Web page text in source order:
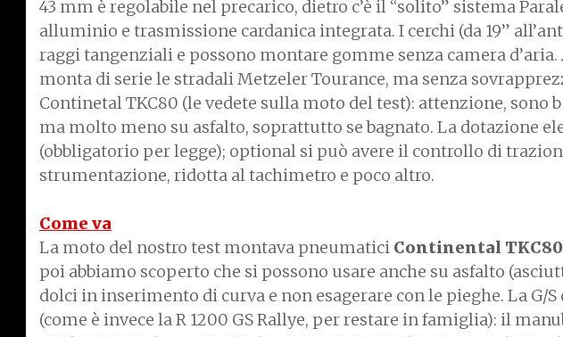
43 mm è regolabile nel precarico, dietro c’è il “solito” sistema
alluminio e trasmissione cardanica integrata. I cerchi (da 19”
raggi tangenziali e possono montare gomme senza camera
monta di serie le stradali Metzeler Tourance, ma senza
Continetal TKC80 (le vedete sulla moto del test): attenzione, sono
ma molto meno su asfalto, soprattutto se bagnato. La dotazione
(obbligatorio per legge); optional si può avere il controllo di
strumentazione, ridotta al tachimetro e poco altro.
Come va
La moto del nostro test montava pneumatici Continental
poi abbiamo scoperto che si possono usare anche su asfalto
dolci in inserimento di curva e non esagerare con le pieghe. La G/
(come è invece la R 1200 GS Rallye, per restare in famiglia): il